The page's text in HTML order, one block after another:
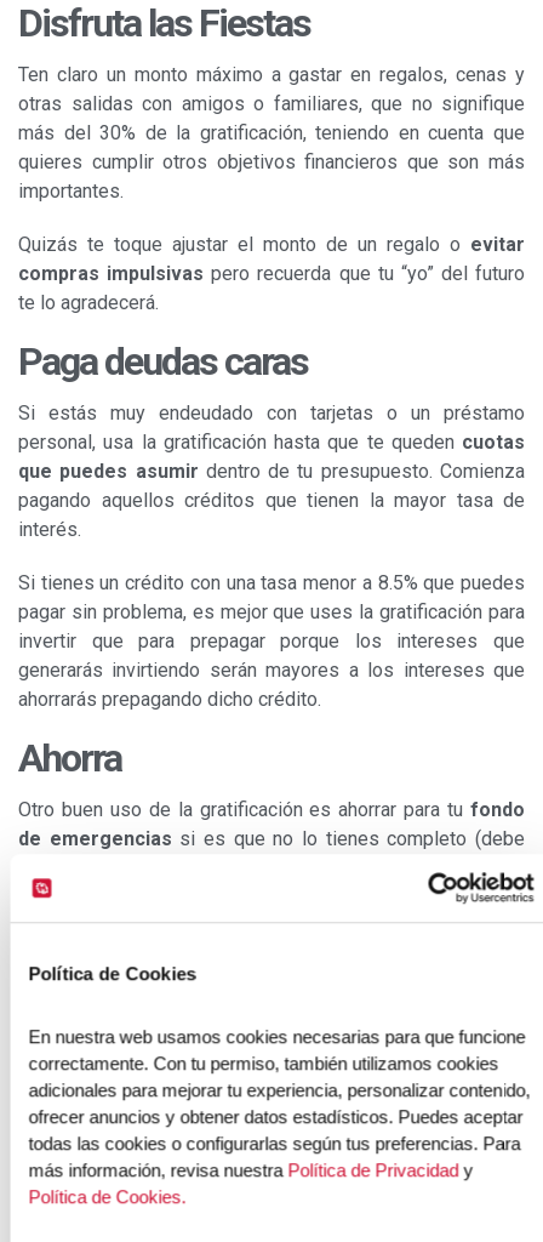
Política de Cookies
En nuestra web usamos cookies necesarias para que funcione
correctamente. Con tu permiso, también utilizamos cookies
adicionales para mejorar tu experiencia, personalizar contenido,
ofrecer anuncios y obtener datos estadísticos. Puedes aceptar
todas las cookies o configurarlas según tus preferencias. Para
más información, revisa nuestra Política de Privacidad
y
Política de Cookies.
Disfruta las Fiestas
Ten claro un monto máximo a gastar en regalos, cenas y
otras salidas con amigos o familiares, que no signifique
más del 30% de la gratificación, teniendo en cuenta que
quieres cumplir otros objetivos financieros que son más
importantes.
Quizás te toque ajustar el monto de un regalo o evitar
compras impulsivas pero recuerda que tu “yo” del futuro
te lo agradecerá.
Paga deudas caras
Si estás muy endeudado con tarjetas o un préstamo
personal, usa la gratificación hasta que te queden cuotas
que puedes asumir dentro de tu presupuesto. Comienza
pagando aquellos créditos que tienen la mayor tasa de
interés.
Si tienes un crédito con una tasa menor a 8.5% que puedes
pagar sin problema, es mejor que uses la gratificación para
invertir que para prepagar porque los intereses que
generarás invirtiendo serán mayores a los intereses que
ahorrarás prepagando dicho crédito.
Ahorra
Otro buen uso de la gratificación es ahorrar para tu fondo
de emergencias si es que no lo tienes completo (debe
llegar a ser 3 veces tus gastos de 1 mes). Un 20% de la
gratificación puedes ir ahorrando para este fin y
mensualmente debes considerar en tu presupuesto seguir
puedas cubrir con tus ahorros mensuales futuros, como la
inicial de un auto o depa.Todos estos ahorros deben
estar en una cuenta que por lo menos pague 6.75% de
retorno anual.
Invierte